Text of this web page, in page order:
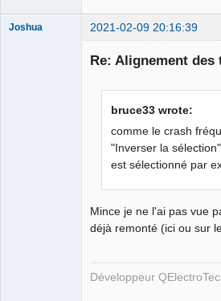
Joshua 2021-02-09 20:16:39
Re: Alignement des
bruce33 wrote:
comme le crash
"Inverser la
est sélectionné par
Mince je ne l'ai pas vue
déjà remonté (ici ou sur
Développeur